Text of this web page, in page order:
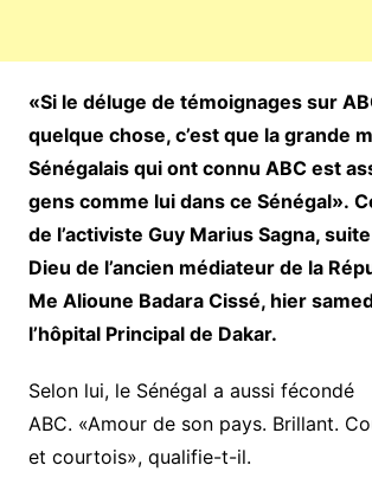
«Si le déluge de témoignages sur
quelque chose, c’est que la grande
Sénégalais qui ont connu ABC est
gens comme lui dans ce Sénégal».
de l’activiste Guy Marius Sagna,
Dieu de l’ancien médiateur de la
Me Alioune Badara Cissé, hier
l’hôpital Principal de Dakar.
Selon lui, le Sénégal a aussi fécondé
ABC. «Amour de son pays. Brillant.
et courtois», qualifie-t-il.